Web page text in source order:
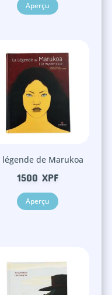
Aperçu
légende de Marukoa
1500 XPF
Aperçu